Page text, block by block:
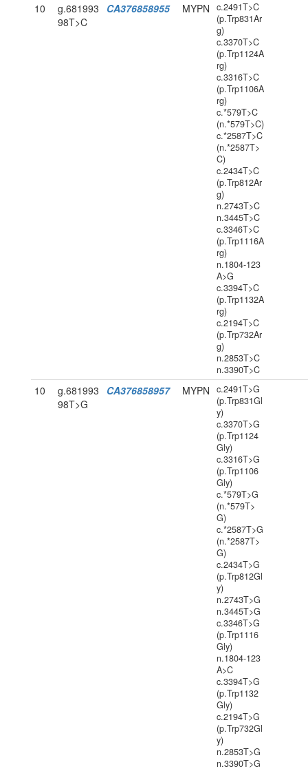
10
g.681993
98T>C
CA376858955 MYPN
c.2491T>C
(p.Trp831Ar
g)
c.3370T>C
(p.Trp1124A
rg)
c.3316T>C
(p.Trp1106A
rg)
c.*579T>C
(n.*579T>C)
c.*2587T>C
(n.*2587T>
C)
c.2434T>C
(p.Trp812Ar
g)
n.2743T>C
n.3445T>C
c.3346T>C
(p.Trp1116A
rg)
n.1804-123
A>G
c.3394T>C
(p.Trp1132A
rg)
c.2194T>C
(p.Trp732Ar
g)
n.2853T>C
n.3390T>C
10
g.681993
98T>G
CA376858957 MYPN
c.2491T>G
(p.Trp831Gl
y)
c.3370T>G
(p.Trp1124
Gly)
c.3316T>G
(p.Trp1106
Gly)
c.*579T>G
(n.*579T>
G)
c.*2587T>G
(n.*2587T>
G)
c.2434T>G
(p.Trp812Gl
y)
n.2743T>G
n.3445T>G
c.3346T>G
(p.Trp1116
Gly)
n.1804-123
A>C
c.3394T>G
(p.Trp1132
Gly)
c.2194T>G
(p.Trp732Gl
y)
n.2853T>G
n.3390T>G